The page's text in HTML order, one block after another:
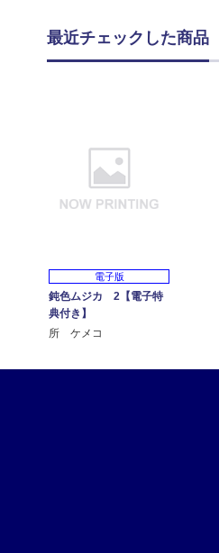
最近チェックした商品
電子版
鈍色ムジカ 2【電子特
典付き】
所 ケメコ